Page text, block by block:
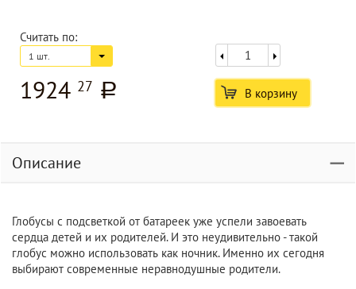
Считать по:
1 шт.
1924 27 a В корзину
Описание
Глобусы с подсветкой от батареек уже успели завоевать
сердца детей и их родителей. И это неудивительно - такой
глобус можно использовать как ночник. Именно их сегодня
выбирают современные неравнодушные родители.